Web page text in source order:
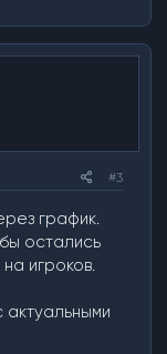
#3
график.
остались
игроков.